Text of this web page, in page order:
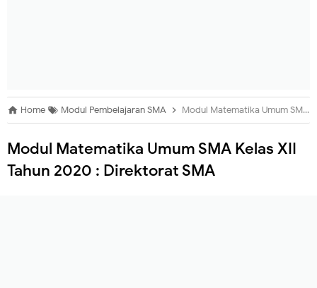
Home Modul Pembelajaran SMA Modul Matematika Umum SMA Kelas XII Tahun 2020 : Direktorat SMA
Modul Matematika Umum SMA Kelas XII
Tahun 2020 : Direktorat SMA